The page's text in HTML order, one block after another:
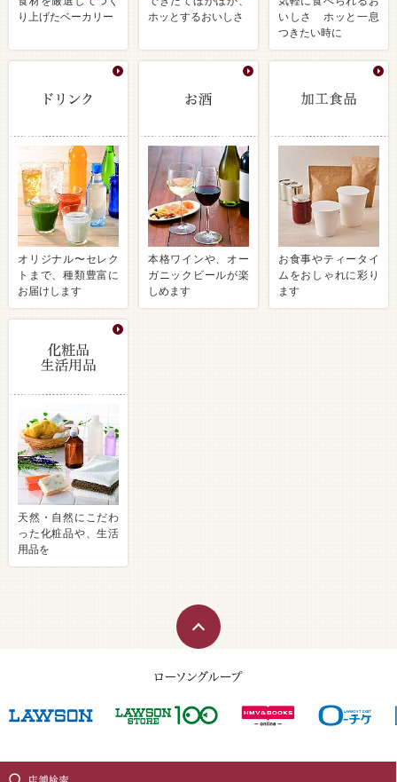
り上げたベーカリー
ホッとするおいしさ
いしさ ホッと一息
つきたい時に
オリジナル〜セレク
トまで、種類豊富に
お届けします
本格ワインや、オー
ガニックビールが楽
しめます
お食事やティータイ
ムをおしゃれに彩り
ます
天然・自然にこだわ
った化粧品や、生活
用品を